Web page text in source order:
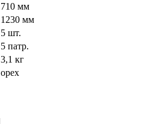
710 мм
1230 мм
5 шт.
5 патр.
3,1 кг
орех